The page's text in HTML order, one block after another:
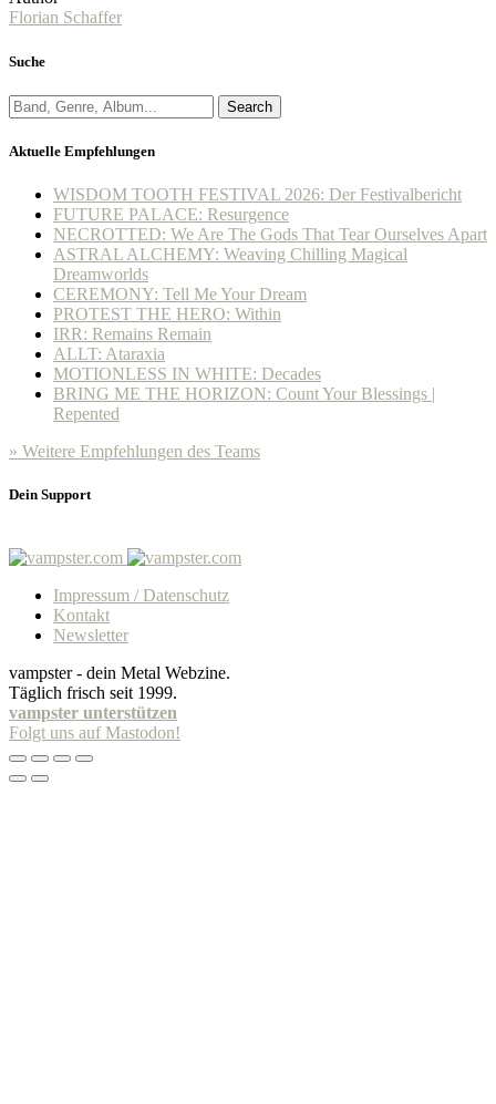
Florian Schaffer
Suche
Search
Aktuelle Empfehlungen
WISDOM TOOTH FESTIVAL 2026: Der Festivalbericht
FUTURE PALACE: Resurgence
NECROTTED: We Are The Gods That Tear Ourselves Apart
ASTRAL ALCHEMY: Weaving Chilling Magical
Dreamworlds
CEREMONY: Tell Me Your Dream
PROTEST THE HERO: Within
IRR: Remains Remain
ALLT: Ataraxia
MOTIONLESS IN WHITE: Decades
BRING ME THE HORIZON: Count Your Blessings |
Repented
» Weitere Empfehlungen des Teams
Dein Support
Impressum / Datenschutz
Kontakt
Newsletter
vampster - dein Metal Webzine.
Täglich frisch seit 1999.
vampster unterstützen
Folgt uns auf Mastodon!